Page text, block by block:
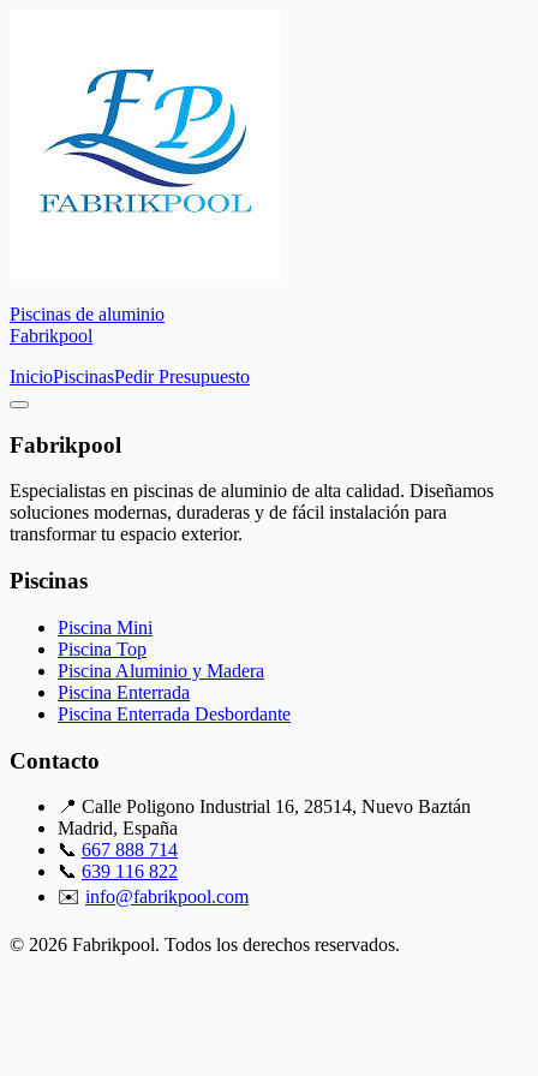
Piscinas de aluminio
Fabrikpool
InicioPiscinasPedir Presupuesto
Fabrikpool
Especialistas en piscinas de aluminio de alta calidad. Diseñamos
soluciones modernas, duraderas y de fácil instalación para
transformar tu espacio exterior.
Piscinas
Piscina Mini
Piscina Top
Piscina Aluminio y Madera
Piscina Enterrada
Piscina Enterrada Desbordante
Contacto
📍 Calle Poligono Industrial 16, 28514, Nuevo Baztán
Madrid, España
📞 667 888 714
📞 639 116 822
✉️ info@fabrikpool.com
© 2026 Fabrikpool. Todos los derechos reservados.